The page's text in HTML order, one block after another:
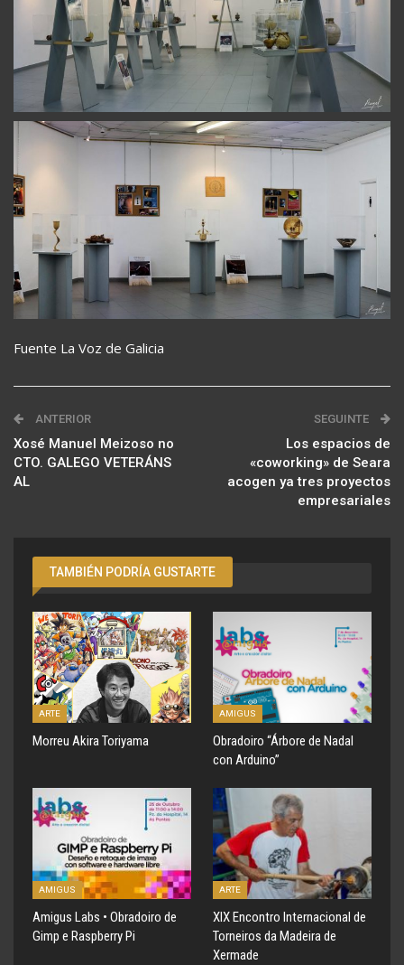
Fuente La Voz de Galicia
ANTERIOR
Xosé Manuel Meizoso no
CTO. GALEGO VETERÁNS
AL
SEGUINTE
Los espacios de
«coworking» de Seara
acogen ya tres proyectos
empresariales
TAMBIÉN PODRÍA GUSTARTE
ARTE
Morreu Akira Toriyama
AMIGUS
Obradoiro “Árbore de Nadal
con Arduino”
AMIGUS
Amigus Labs • Obradoiro de
Gimp e Raspberry Pi
ARTE
XIX Encontro Internacional de
Torneiros da Madeira de
Xermade